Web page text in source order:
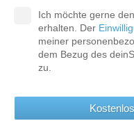
Ich möchte gerne
erhalten. Der
meiner
dem Bezug des
zu.